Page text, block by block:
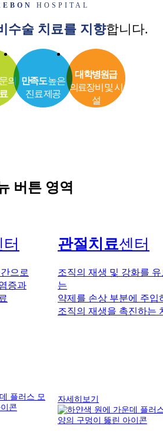
HOSPITAL
수술 치료를 지향합니다.
의
만족도높은
진료 제공
대학병원급
의료장비 및 시
설
버튼 영역
으로
증과
관절치료센터
조직의 재생 및 강화를
는
약제를 손상 부분에 주입
조직의 재생을 촉진하는
자세히보기